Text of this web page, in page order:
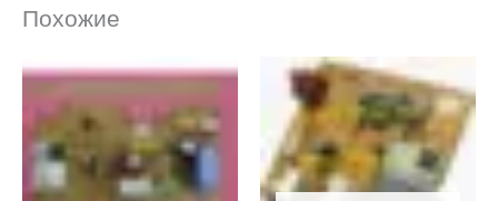
Похожие